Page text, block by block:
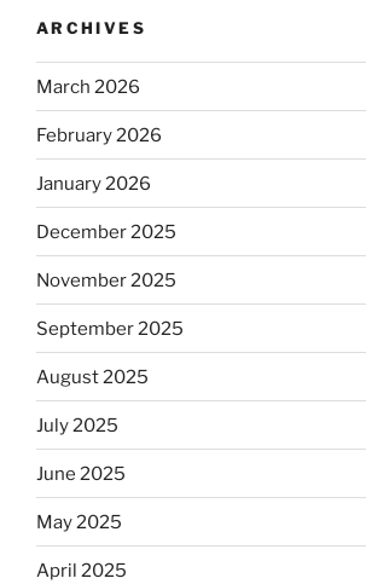
ARCHIVES
March 2026
February 2026
January 2026
December 2025
November 2025
September 2025
August 2025
July 2025
June 2025
May 2025
April 2025